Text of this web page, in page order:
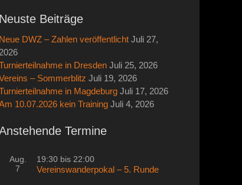
Neuste Beiträge
Neue DWZ – Zahlen veröffentlicht Juli 27,
2026
in Dresden Juli 25, 2026
– Sommerblitz Juli 19, 2026
in Magdeburg Juli 17, 2026
10.07.2026 kein Training Juli 4, 2026
Termine
Aug.
7
19:30 bis 22:00
Vereinswanderpokal – 5. Runde